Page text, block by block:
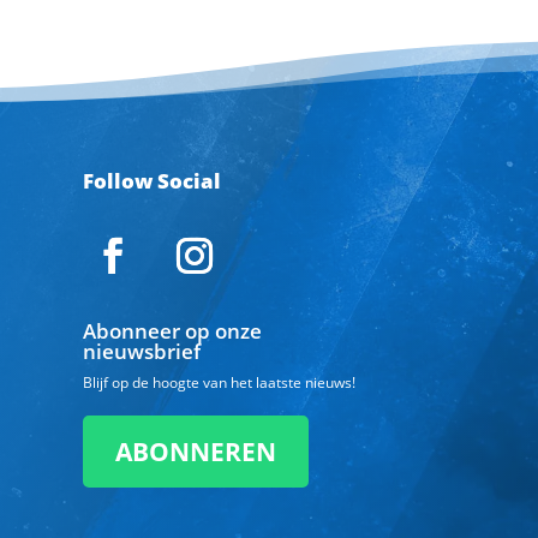
Follow Social
Abonneer op onze
nieuwsbrief
Blijf op de hoogte van het laatste nieuws!
ABONNEREN